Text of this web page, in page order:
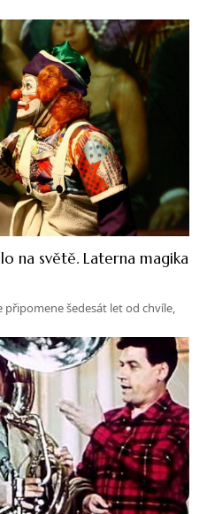
na světě. Laterna magika
připomene šedesát let od chvíle,